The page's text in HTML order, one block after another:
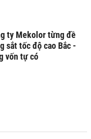
ty Mekolor từng đề
sắt tốc độ cao Bắc -
vốn tự có